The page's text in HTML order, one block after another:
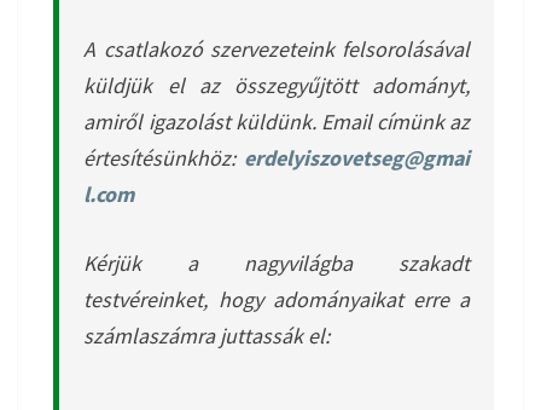
A csatlakozó szervezeteink felsorolásával
küldjük el az összegyűjtött adományt,
amiről igazolást küldünk. Email címünk az
értesítésünkhöz: erdelyiszovetseg@gmai
l.com
Kérjük a nagyvilágba szakadt
testvéreinket, hogy adományaikat erre a
számlaszámra juttassák el: